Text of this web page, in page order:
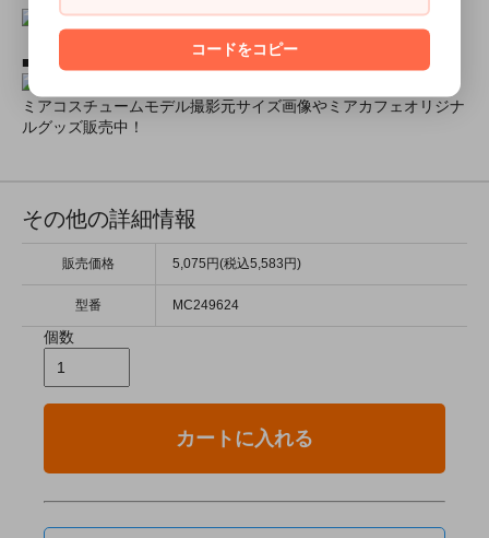
■ミアコスモデル＆カフェオリジナルグッズショップ■
ミアコスチュームモデル撮影元サイズ画像やミアカフェオリジナ
ルグッズ販売中！
その他の詳細情報
販売価格 5,075円(税込5,583円)
型番 MC249624
個数
カートに入れる
コードをコピー